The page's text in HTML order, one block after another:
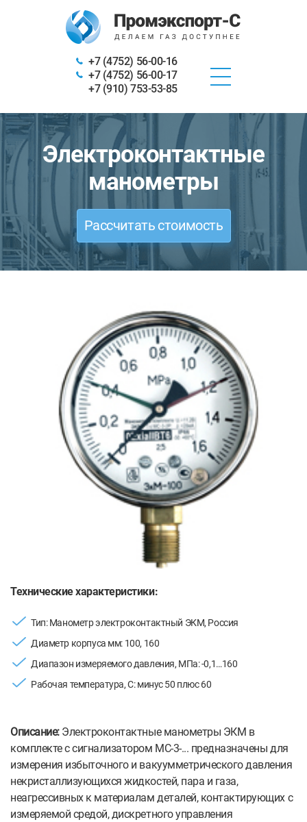
+7 (4752) 56-00-16
+7 (4752) 56-00-17
+7 (910) 753-53-85
Электроконтактные
манометры
Рассчитать стоимость
Технические характеристики:
Тип: Манометр электроконтактный ЭКМ, Россия
Диаметр корпуса мм: 100, 160
Диапазон измеряемого давления, МПа: -0,1…160
Рабочая температура, С: минус 50 плюс 60
Описание:Электроконтактные манометры ЭКМ в
комплекте с сигнализатором МС-3-... предназначены для
измерения избыточного и вакуумметрического давления
некристаллизующихся жидкостей, пара и газа,
неагрессивных к материалам деталей, контактирующих с
измеряемой средой, дискретного управления